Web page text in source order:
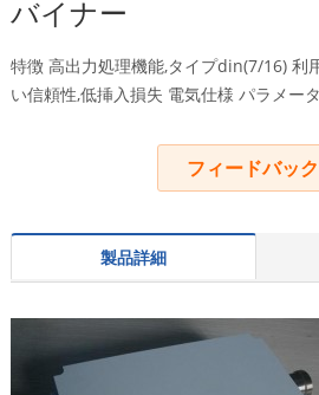
バイナー
特徴 高出力処理機能,タイプdin(7/16) 利
い信頼性,低挿入損失 電気仕様 パラメー
フィードバック
製品詳細